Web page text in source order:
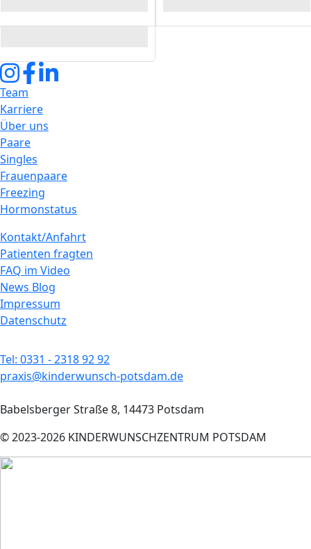
Team
Karriere
Über uns
Paare
Singles
Frauenpaare
Freezing
Hormonstatus
Kontakt/Anfahrt
Patienten fragten
FAQ im Video
News Blog
Impressum
Datenschutz
Tel: 0331 - 2318 92 92
praxis@kinderwunsch-potsdam.de
Babelsberger Straße 8, 14473 Potsdam
© 2023-2026 KINDERWUNSCHZENTRUM POTSDAM